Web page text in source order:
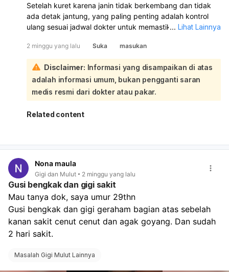
Setelah kuret karena janin tidak berkembang dan tidak
ada detak jantung, yang paling penting adalah kontrol
ulang sesuai jadwal dokter untuk memastikan rahim
menggigil, nyeri perut hebat, perdarahan banyak, atau
keputihan berbau tidak sedap, segera periksa ke dokter:
Keluhan ringan seperti kram, perdarahan sedikit, dan
badan lelah masih bisa normal setelah kuret. Namun bila
gejala makin berat atau tidak membaik, jangan
menunggu kontrol, segera ke fasilitas kesehatan. Dokter
biasanya akan menilai apakah perlu antibiotik atau
kewanitaan, dan ikuti semua anjuran dokter.
... Lihat Lainnya
2 minggu yang lalu Suka masukan
Disclaimer: Informasi yang disampaikan di atas
adalah informasi umum, bukan pengganti saran
medis resmi dari dokter atau pakar.
Related content
Nona maula
Gigi dan Mulut 2 minggu yang lalu
Gusi bengkak dan gigi sakit
Mau tanya dok, saya umur 29thn
Gusi bengkak dan gigi geraham bagian atas sebelah
kanan sakit cenut cenut dan agak goyang. Dan sudah
2 hari sakit.
Masalah Gigi Mulut Lainnya